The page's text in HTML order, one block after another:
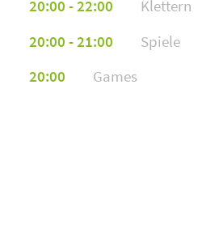
Anna-louisa Dörr
ado49704@stud.hs-furtwangen.de
20:00 - 22:00
Klettern
20:00 - 21:00
Spiele
20:00
Games